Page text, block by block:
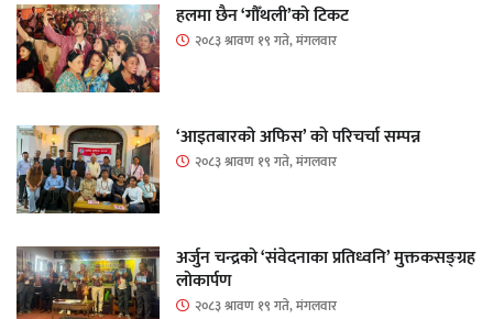
हलमा छैन ‘गौँथली’को टिकट
२०८३ श्रावण १९ गते, मंगलवार
‘आइतबारको अफिस’ को परिचर्चा सम्पन्न
२०८३ श्रावण १९ गते, मंगलवार
अर्जुन चन्द्रको ‘संवेदनाका प्रतिध्वनि’ मुक्तकसङ्ग्रह
लोकार्पण
२०८३ श्रावण १९ गते, मंगलवार